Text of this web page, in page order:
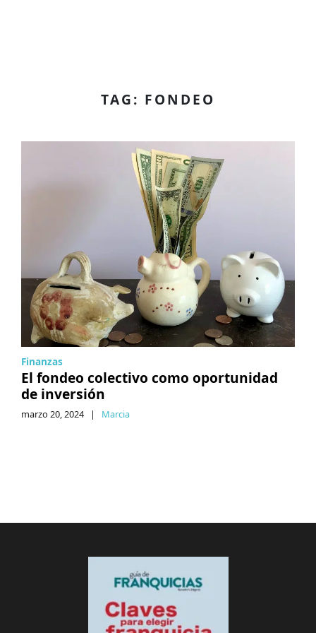
TAG: FONDEO
Finanzas
El fondeo colectivo como oportunidad
de inversión
marzo 20, 2024 | Marcia